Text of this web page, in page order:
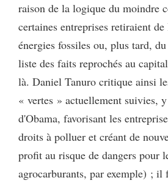
raison de la logique du moindre
certaines entreprises retiraient
énergies fossiles ou, plus tard,
liste des faits reprochés au
là. Daniel Tanuro critique ainsi
« vertes » actuellement suivies,
d'Obama, favorisant les
droits à polluer et créant de
profit au risque de dangers pour
agrocarburants, par exemple) ; il